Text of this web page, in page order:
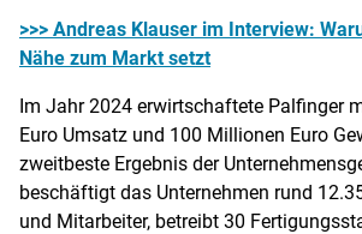
>>> Andreas Klauser im Interview:
Nähe zum Markt setzt
Im Jahr 2024 erwirtschaftete Palfinger
Euro Umsatz und 100 Millionen Euro
zweitbeste Ergebnis der
beschäftigt das Unternehmen rund
und Mitarbeiter, betreibt 30